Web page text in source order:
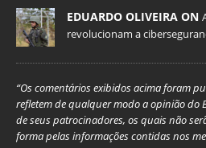
EDUARDO OLIVEIRA ON
revolucionam a
“Os comentários exibidos acima foram
refletem de qualquer modo a opinião do
de seus patrocinadores, os quais não
forma pelas informações contidas nos